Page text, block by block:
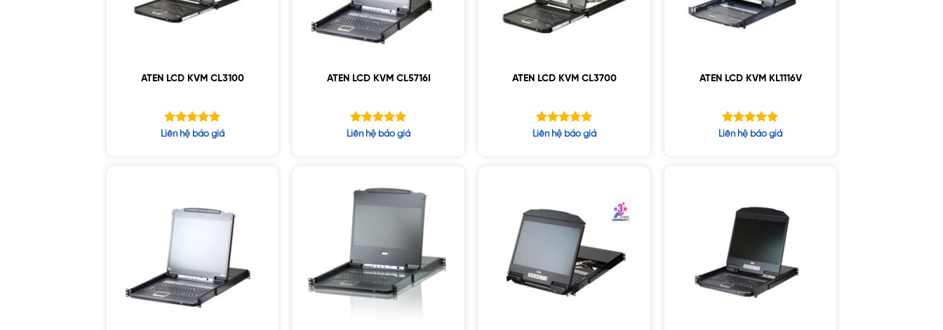
ATEN LCD KVM CL3100
Được xếp
Liên hệ báo giá
ATEN LCD KVM CL5716I
Được xếp
Liên hệ báo giá
ATEN LCD KVM CL3700
Được xếp
Liên hệ báo giá
ATEN LCD KVM KL1116V
Được xếp
Liên hệ báo giá